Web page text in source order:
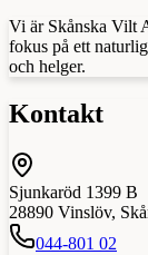
Vi är Skånska Vilt
fokus på ett
och helger.
Kontakt
Sjunkaröd 1399 B
28890 Vinslöv,
044-801 02